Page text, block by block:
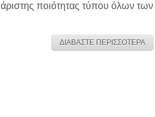
ποιότητας τύπου όλων των
ΔΙΑΒΑΣΤΕ ΠΕΡΙΣΣΟΤΕΡΑ